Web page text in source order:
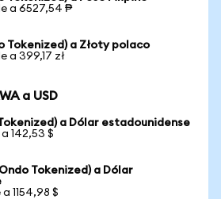
a 6527,54 ₱
Tokenized) a Złoty polaco
a 399,17 zł
a USD
a Dólar estadounidense
142,53 $
Tokenized) a Dólar
1154,98 $